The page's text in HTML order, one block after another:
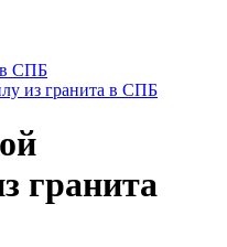
в СПБ
из гранита в СПБ
гранита